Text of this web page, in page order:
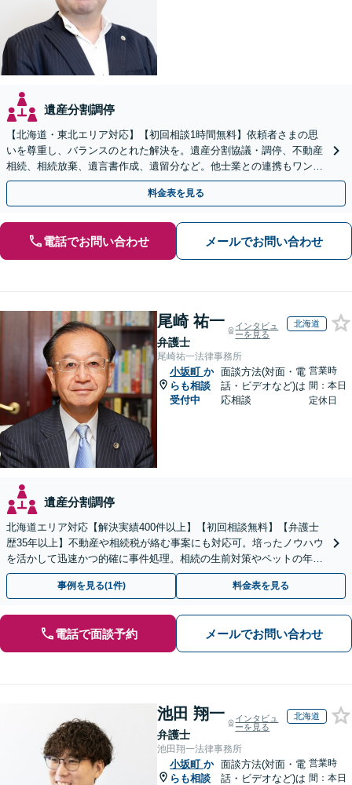
遺産分割調停
【北海道・東北エリア対応】【初回相談1時間無料】依頼者さまの思
いを尊重し、バランスのとれた解決を。遺産分割協議・調停、不動産
相続、相続放棄、遺言書作成、遺留分など。他士業との連携もワンス
トップで対応します【休日・夜間面談OK】
料金表を見る
電話でお問い合わせ メールでお問い合わせ
尾崎 祐一
弁護士
インタビュ
ーを見る
北海道
尾崎祐一法律事務所
小坂町 か
らも相談
受付中
面談方法(対面・電
話・ビデオなど)は
応相談
営業時
間：本日
定休日
遺産分割調停
北海道エリア対応【解決実績400件以上】【初回相談無料】【弁護士
歴35年以上】不動産や相続税が絡む事案にも対応可。培ったノウハウ
を活かして迅速かつ的確に事件処理。相続の生前対策やペットの年金
システムもお任せ【完全個室】【自衛隊前駅8分】
事例を見る(1件) 料金表を見る
電話で面談予約 メールでお問い合わせ
池田 翔一
弁護士
インタビュ
ーを見る
北海道
池田翔一法律事務所
小坂町 か
らも相談
面談方法(対面・電
話・ビデオなど)は
営業時
間：本日